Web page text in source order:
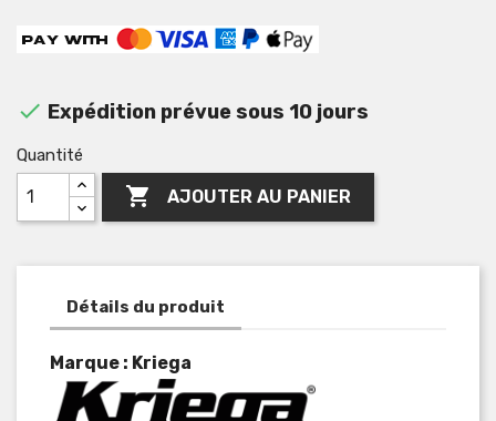
 Expédition prévue sous 10 jours
Quantité
 AJOUTER AU PANIER
Détails du produit
Marque : Kriega